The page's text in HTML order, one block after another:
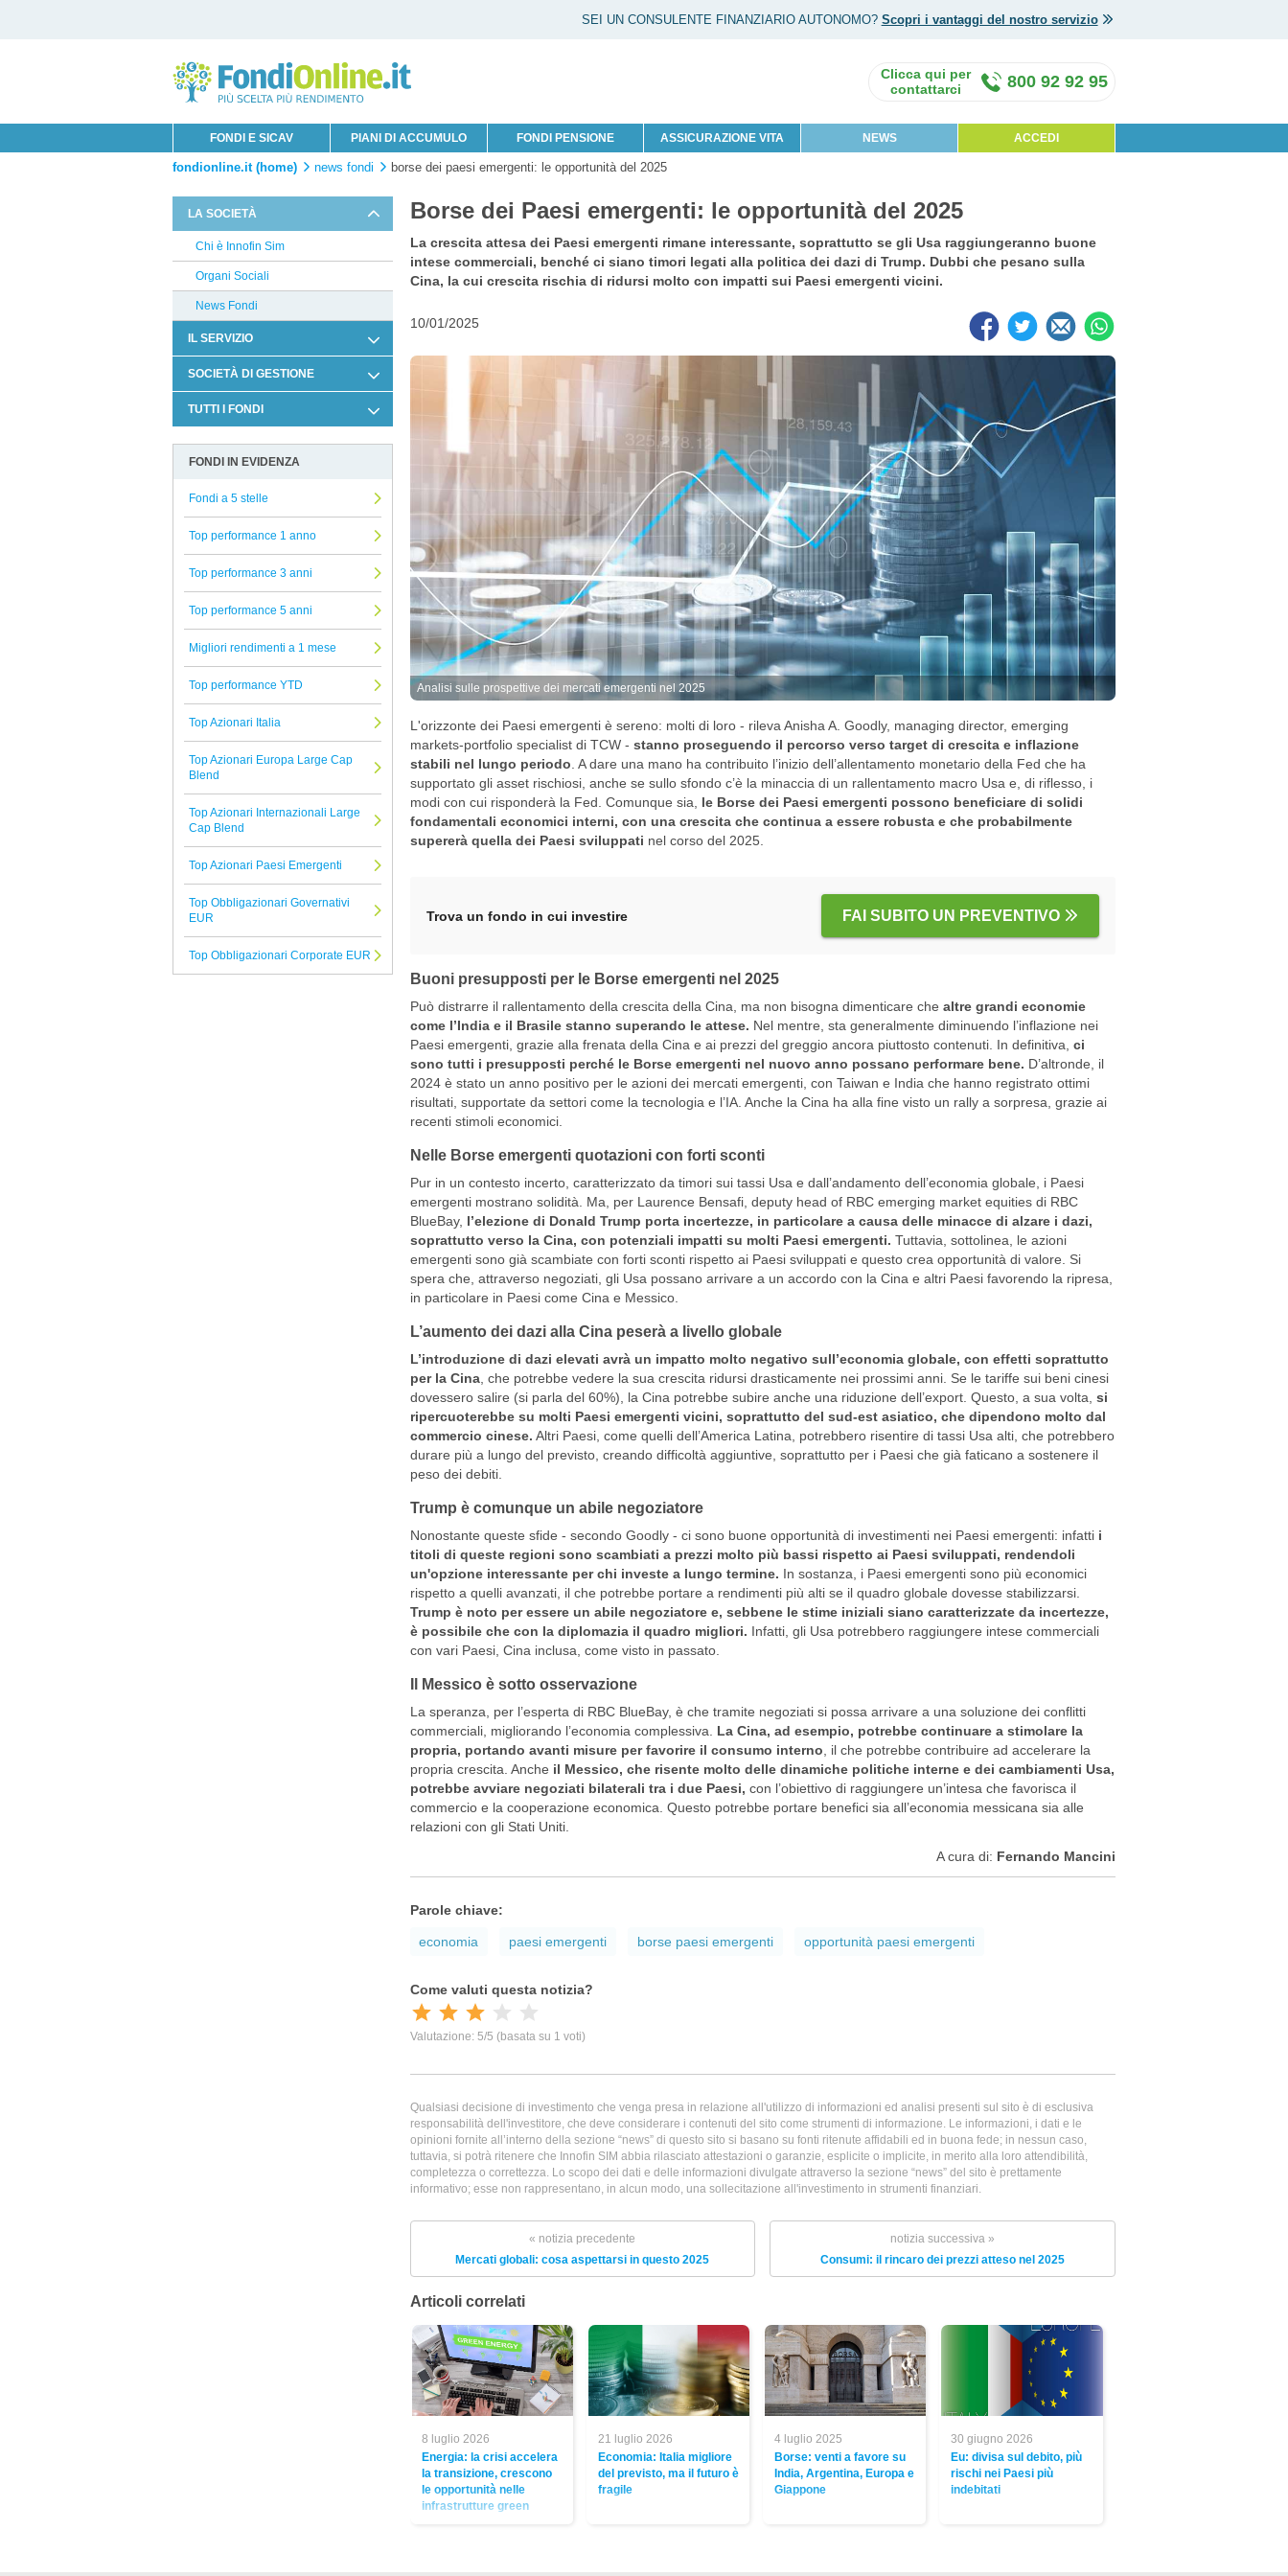
SEI UN CONSULENTE FINANZIARIO AUTONOMO? Scopri i vantaggi del nostro servizio
FONDI E SICAV PIANI DI ACCUMULO FONDI PENSIONE ASSICURAZIONE VITA NEWS ACCEDI
800 92 92 95
fondionline.it (home) news fondi borse dei paesi emergenti: le opportunità del 2025
LA SOCIETÀ
Chi è Innofin Sim
Organi Sociali
News Fondi
IL SERVIZIO
Condizioni di Utilizzo
Legale
Arbitro Controversie Finanziarie
Informativa Cookie
Reclami Assicurativi
SOCIETÀ DI GESTIONE
GAM
Credit Suisse
Corner
Fidelity
Pharus
Ninety One
8a+
Alkimis SGR
European & Global
Sarasin
Sycomore
T. Rowe Price
La Francaise
Janus Henderson
Goldman Sachs
TUTTI I FONDI
Allocazione
Azionari
Beni reali
Strategie alternative
Titoli a reddito fisso
Titoli Ibridi
Tutti i fondi confrontati
Borse dei Paesi emergenti: le opportunità del 2025
La crescita attesa dei Paesi emergenti rimane interessante, soprattutto se gli Usa raggiungeranno buone
intese commerciali, benché ci siano timori legati alla politica dei dazi di Trump. Dubbi che pesano sulla
Cina, la cui crescita rischia di ridursi molto con impatti sui Paesi emergenti vicini.
10/01/2025
Analisi sulle prospettive dei mercati emergenti nel 2025
L'orizzonte dei Paesi emergenti è sereno: molti di loro - rileva Anisha A. Goodly, managing director, emerging
markets-portfolio specialist di TCW - stanno proseguendo il percorso verso target di crescita e inflazione
stabili nel lungo periodo . A dare una mano ha contribuito l’inizio dell’allentamento monetario della Fed che ha
supportato gli asset rischiosi, anche se sullo sfondo c’è la minaccia di un rallentamento macro Usa e, di riflesso, i
modi con cui risponderà la Fed. Comunque sia, le Borse dei Paesi emergenti possono beneficiare di solidi
fondamentali economici interni, con una crescita che continua a essere robusta e che probabilmente
supererà quella dei Paesi sviluppati nel corso del 2025.
Trova un fondo in cui investire FAI SUBITO UN PREVENTIVO
Buoni presupposti per le Borse emergenti nel 2025
Può distrarre il rallentamento della crescita della Cina, ma non bisogna dimenticare che altre grandi economie
come l’India e il Brasile stanno superando le attese. Nel mentre, sta generalmente diminuendo l’inflazione nei
Paesi emergenti, grazie alla frenata della Cina e ai prezzi del greggio ancora piuttosto contenuti. In definitiva, ci
sono tutti i presupposti perché le Borse emergenti nel nuovo anno possano performare bene. D’altronde, il
2024 è stato un anno positivo per le azioni dei mercati emergenti, con Taiwan e India che hanno registrato ottimi
risultati, supportate da settori come la tecnologia e l’IA. Anche la Cina ha alla fine visto un rally a sorpresa, grazie ai
recenti stimoli economici.
Nelle Borse emergenti quotazioni con forti sconti
Pur in un contesto incerto, caratterizzato da timori sui tassi Usa e dall’andamento dell’economia globale, i Paesi
emergenti mostrano solidità. Ma, per Laurence Bensafi, deputy head of RBC emerging market equities di RBC
BlueBay, l’elezione di Donald Trump porta incertezze, in particolare a causa delle minacce di alzare i dazi,
soprattutto verso la Cina, con potenziali impatti su molti Paesi emergenti. Tuttavia, sottolinea, le azioni
emergenti sono già scambiate con forti sconti rispetto ai Paesi sviluppati e questo crea opportunità di valore. Si
spera che, attraverso negoziati, gli Usa possano arrivare a un accordo con la Cina e altri Paesi favorendo la ripresa,
in particolare in Paesi come Cina e Messico.
L’aumento dei dazi alla Cina peserà a livello globale
L’introduzione di dazi elevati avrà un impatto molto negativo sull’economia globale, con effetti soprattutto
per la Cina, che potrebbe vedere la sua crescita ridursi drasticamente nei prossimi anni. Se le tariffe sui beni cinesi
dovessero salire (si parla del 60%), la Cina potrebbe subire anche una riduzione dell’export. Questo, a sua volta, si
ripercuoterebbe su molti Paesi emergenti vicini, soprattutto del sud-est asiatico, che dipendono molto dal
commercio cinese. Altri Paesi, come quelli dell’America Latina, potrebbero risentire di tassi Usa alti, che potrebbero
durare più a lungo del previsto, creando difficoltà aggiuntive, soprattutto per i Paesi che già faticano a sostenere il
peso dei debiti.
Trump è comunque un abile negoziatore
Nonostante queste sfide - secondo Goodly - ci sono buone opportunità di investimenti nei Paesi emergenti: infatti i
titoli di queste regioni sono scambiati a prezzi molto più bassi rispetto ai Paesi sviluppati, rendendoli
un'opzione interessante per chi investe a lungo termine. In sostanza, i Paesi emergenti sono più economici
rispetto a quelli avanzati, il che potrebbe portare a rendimenti più alti se il quadro globale dovesse stabilizzarsi.
Trump è noto per essere un abile negoziatore e, sebbene le stime iniziali siano caratterizzate da incertezze,
è possibile che con la diplomazia il quadro migliori. Infatti, gli Usa potrebbero raggiungere intese commerciali
con vari Paesi, Cina inclusa, come visto in passato.
Il Messico è sotto osservazione
La speranza, per l’esperta di RBC BlueBay, è che tramite negoziati si possa arrivare a una soluzione dei conflitti
commerciali, migliorando l’economia complessiva. La Cina, ad esempio, potrebbe continuare a stimolare la
propria, portando avanti misure per favorire il consumo interno , il che potrebbe contribuire ad accelerare la
propria crescita. Anche il Messico, che risente molto delle dinamiche politiche interne e dei cambiamenti Usa,
potrebbe avviare negoziati bilaterali tra i due Paesi, con l’obiettivo di raggiungere un’intesa che favorisca il
commercio e la cooperazione economica. Questo potrebbe portare benefici sia all’economia messicana sia alle
relazioni con gli Stati Uniti.
A cura di: Fernando Mancini
Parole chiave:
economia paesi emergenti borse paesi emergenti opportunità paesi emergenti
Qualsiasi decisione di investimento che venga presa in relazione all'utilizzo di informazioni ed analisi presenti sul sito è di esclusiva
responsabilità dell'investitore, che deve considerare i contenuti del sito come strumenti di informazione. Le informazioni, i dati e le
opinioni fornite all’interno della sezione “news” di questo sito si basano su fonti ritenute affidabili ed in buona fede; in nessun caso,
tuttavia, si potrà ritenere che Innofin SIM abbia rilasciato attestazioni o garanzie, esplicite o implicite, in merito alla loro attendibilità,
completezza o correttezza. Lo scopo dei dati e delle informazioni divulgate attraverso la sezione “news” del sito è prettamente
informativo; esse non rappresentano, in alcun modo, una sollecitazione all'investimento in strumenti finanziari.
« notizia precedente
Mercati globali: cosa aspettarsi in questo 2025
notizia successiva »
Consumi: il rincaro dei prezzi atteso nel 2025
Articoli correlati
8 luglio 2026
Energia: la crisi accelera
la transizione, crescono
le opportunità nelle
infrastrutture green
21 luglio 2026
Economia: Italia migliore
del previsto, ma il futuro è
fragile
4 luglio 2025
Borse: venti a favore su
India, Argentina, Europa e
Giappone
30 giugno 2026
Eu: divisa sul debito, più
rischi nei Paesi più
indebitati
FONDI IN EVIDENZA
Fondi a 5 stelle
Top performance 1 anno
Top performance 3 anni
Top performance 5 anni
Migliori rendimenti a 1 mese
Top performance YTD
Top Azionari Italia
Top Azionari Europa Large Cap
Blend
Top Azionari Internazionali Large
Cap Blend
Top Azionari Paesi Emergenti
Top Obbligazionari Governativi
EUR
Top Obbligazionari Corporate EUR